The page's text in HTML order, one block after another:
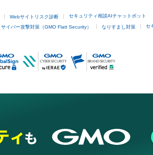
Webサイトリスク診断 セキュリティ相談AIチャットボット
サイバー攻撃対策（GMO Flatt Security） なりすまし対策 セ